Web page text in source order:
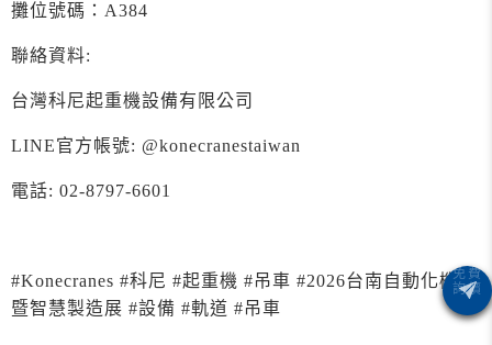
攤位號碼：A384
聯絡資料:
台灣科尼起重機設備有限公司
LINE官方帳號: @konecranestaiwan
電話: 02-8797-6601
#Konecranes #科尼 #起重機 #吊車 #2026台南自動化機械
暨智慧製造展 #設備 #軌道 #吊車